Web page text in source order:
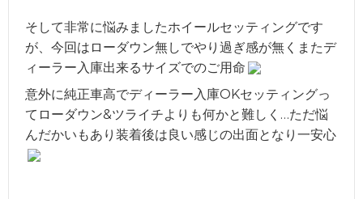
そして非常に悩みましたホイールセッティングです
が、今回はローダウン無しでやり過ぎ感が無くまたデ
ィーラー入庫出来るサイズでのご用命
意外に純正車高でディーラー入庫OKセッティングっ
てローダウン&ツライチよりも何かと難しく…ただ悩
んだかいもあり装着後は良い感じの出面となり一安心